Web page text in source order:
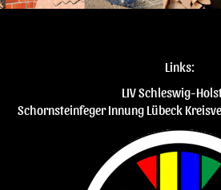
Links:
LIV Schleswig-
Schornsteinfeger Innung Lübeck